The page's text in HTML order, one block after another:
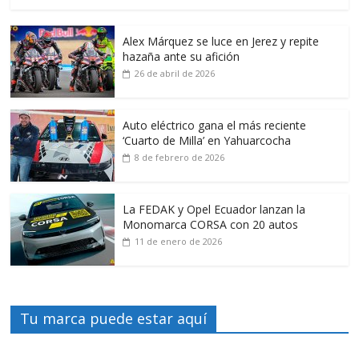
Alex Márquez se luce en Jerez y repite
hazaña ante su afición
26 de abril de 2026
Auto eléctrico gana el más reciente
‘Cuarto de Milla’ en Yahuarcocha
8 de febrero de 2026
La FEDAK y Opel Ecuador lanzan la
Monomarca CORSA con 20 autos
11 de enero de 2026
Tu marca puede estar aquí